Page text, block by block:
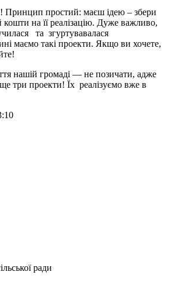
простий: маєш ідею – збери
на її реалізацію. Дуже важливо,
та згуртувавалася
маємо такі проекти. Якщо ви хочете,
нашій громаді — не позичати, адже
три проекти! Їх реалізуємо вже в
ради